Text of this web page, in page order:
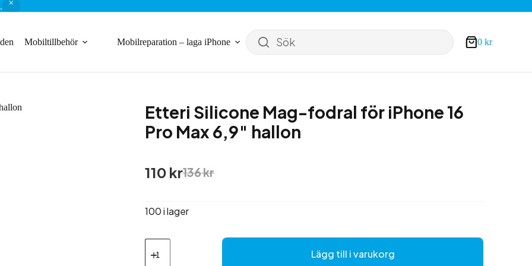
Mobiltillbehör Mobilreparation – laga iPhone Sök Varukorg
0 kr
Etteri Silicone Mag-fodral för iPhone 16
Pro Max 6,9″ hallon
136kr
Det
ursprungliga
var:
110 krDet
nuvarande
är:
100 i lager
Etteri
Silicone
Lägg till i varukorg